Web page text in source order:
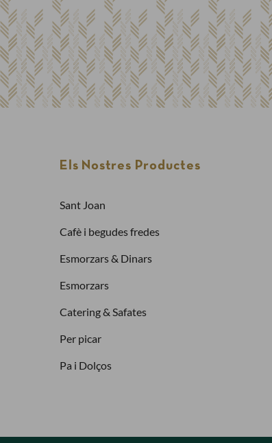
Els Nostres Productes
Sant Joan
Cafè i begudes fredes
Esmorzars & Dinars
Esmorzars
Catering & Safates
Per picar
Pa i Dolços
Ja tinc compte
Has oblidat la contrasenya?